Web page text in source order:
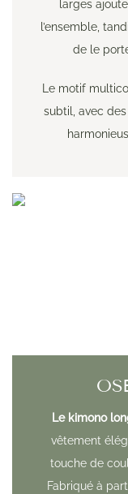
larges
l’ensemble,
de le
Le motif
subtil, avec
Le kimono
vêtement
touche de
Fabriqué à